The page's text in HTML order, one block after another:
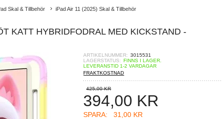
Skal & Tillbehör iPad Air 11 (2025) Skal & Tillbehör
KATT HYBRIDFODRAL MED KICKSTAND -
ARTIKELNUMMER: 3015531
LAGERSTATUS: FINNS I LAGER.
LEVERANSTID 1-2 VARDAGAR
FRAKTKOSTNAD
425,00 KR
394,00 KR
SPARA: 31,00 KR